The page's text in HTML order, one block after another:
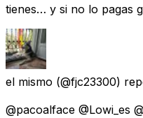
tienes… y si no lo pagas
el mismo (@fjc23300)
@pacoalface @Lowi_es